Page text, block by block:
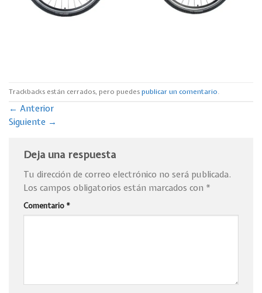
Trackbacks están cerrados, pero puedespublicar un comentario.
← Anterior
Siguiente →
Deja una respuesta
Tu dirección de correo electrónico no será publicada.
Los campos obligatorios están marcados con *
Comentario *